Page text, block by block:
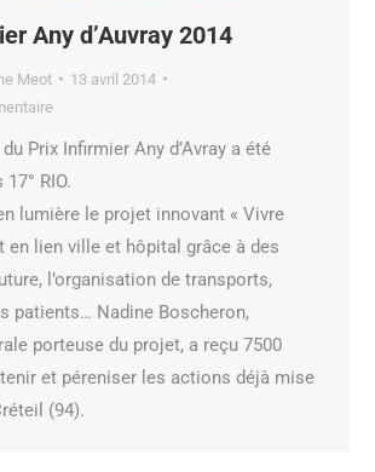
Any d’Auvray 2014
Meot
13 avril 2014
Prix Infirmier Any d’Avray a été
RIO.
lumière le projet innovant « Vivre
en lien ville et hôpital grâce à des
l’organisation de transports,
patients… Nadine Boscheron,
porteuse du projet, a reçu 7500
et péreniser les actions déjà mise
(94).